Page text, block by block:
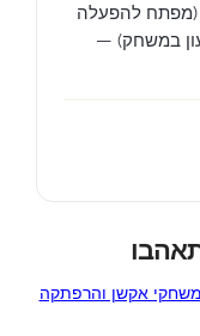
(מפתח להפעלה
במשחק) —
משחקי אקשן והרפתקה